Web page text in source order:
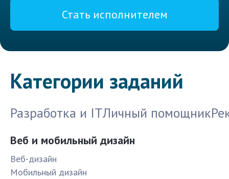
Стать исполнителем
Категории заданий
Разработка и ITЛичный помощник
Веб и мобильный дизайн
Веб-дизайн
Мобильный дизайн